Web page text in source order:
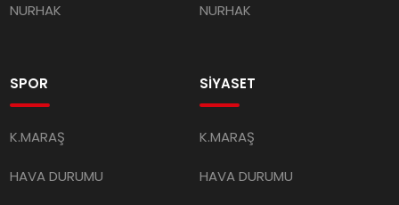
NURHAK NURHAK
SPOR
K.MARAŞ
HAVA DURUMU
SİYASET
K.MARAŞ
HAVA DURUMU